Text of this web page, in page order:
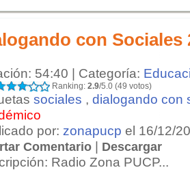
con Sociales
54:40 | Categoría:
Ranking: 2.9/5.0 (49 votos)
sociales , dialogando con
por: zonapucp el 16/12/
Comentario | Descargar
Radio Zona PUCP...